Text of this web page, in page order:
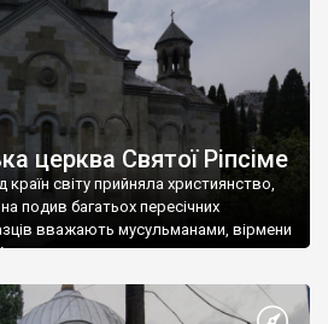
церква Святої Ріпсіме
світу прийняла християнство,
подив багатьох пересічних
вважають мусульманами, вірмени